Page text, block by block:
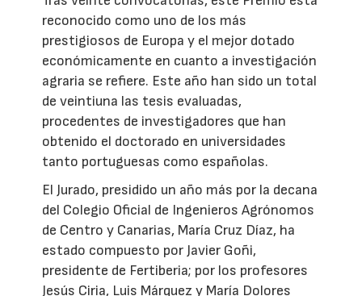
reconocido como uno de los más
prestigiosos de Europa y el mejor dotado
económicamente en cuanto a investigación
agraria se refiere. Este año han sido un total
de veintiuna las tesis evaluadas,
procedentes de investigadores que han
obtenido el doctorado en universidades
tanto portuguesas como españolas.
El Jurado, presidido un año más por la decana
del Colegio Oficial de Ingenieros Agrónomos
de Centro y Canarias, María Cruz Díaz, ha
estado compuesto por Javier Goñi,
presidente de Fertiberia; por los profesores
Jesús Ciria, Luis Márquez y María Dolores